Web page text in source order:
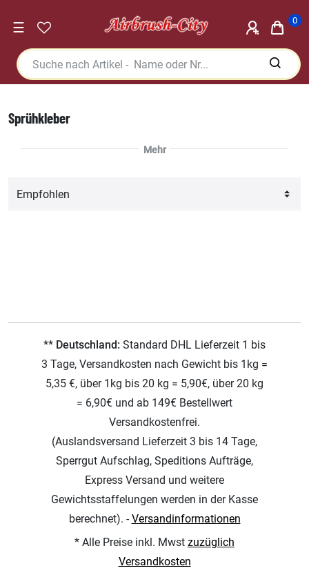
☰ 0
Sprühkleber
** Deutschland: Standard DHL Lieferzeit 1 bis
3 Tage, Versandkosten nach Gewicht bis 1kg =
5,35 €, über 1kg bis 20 kg = 5,90€, über 20 kg
= 6,90€ und ab 149€ Bestellwert
Versandkostenfrei.
(Auslandsversand Lieferzeit 3 bis 14 Tage,
Sperrgut Aufschlag, Speditions Aufträge,
Express Versand und weitere
Gewichtsstaffelungen werden in der Kasse
berechnet). -Versandinformationen
* Alle Preise inkl. Mwst zuzüglich
Versandkosten